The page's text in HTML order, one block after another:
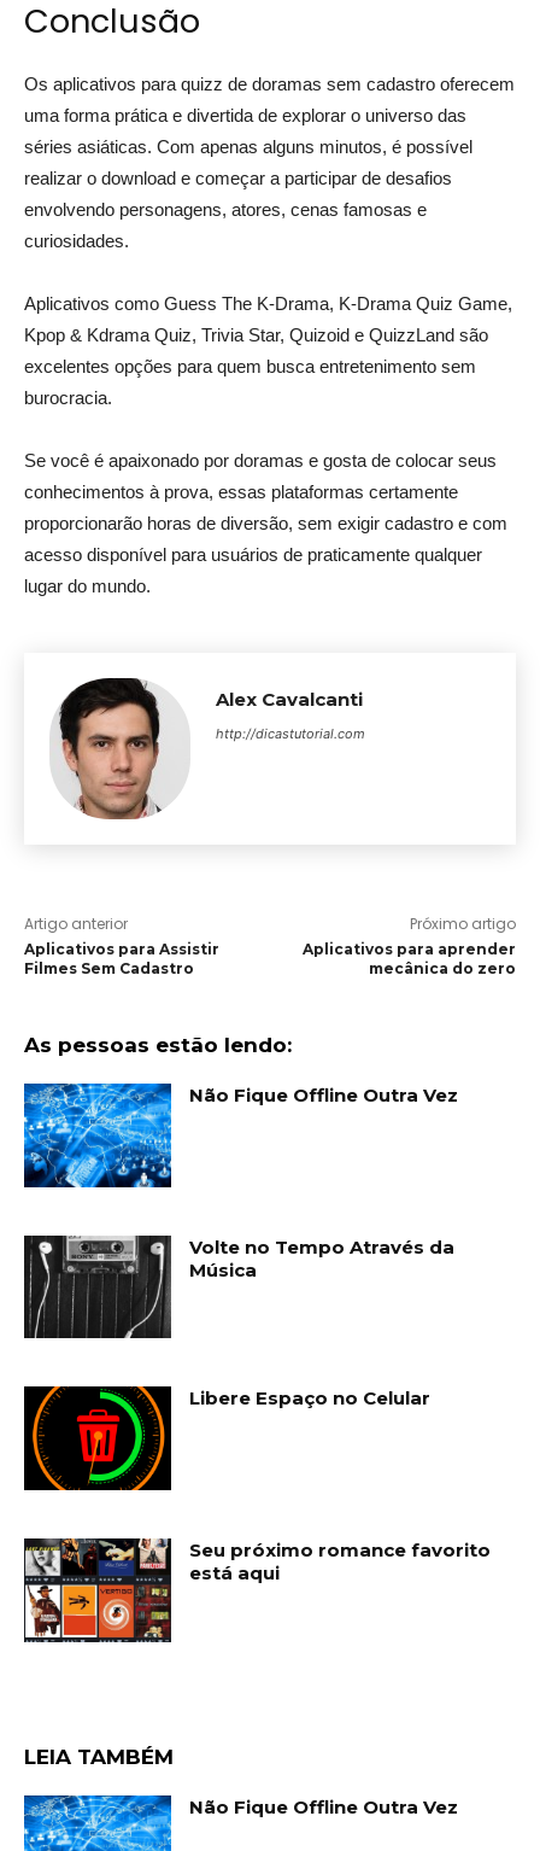
Conclusão
Os aplicativos para quizz de doramas sem cadastro oferecem
uma forma prática e divertida de explorar o universo das
séries asiáticas. Com apenas alguns minutos, é possível
realizar o download e começar a participar de desafios
envolvendo personagens, atores, cenas famosas e
curiosidades.
Aplicativos como Guess The K-Drama, K-Drama Quiz Game,
Kpop & Kdrama Quiz, Trivia Star, Quizoid e QuizzLand são
excelentes opções para quem busca entretenimento sem
burocracia.
Se você é apaixonado por doramas e gosta de colocar seus
conhecimentos à prova, essas plataformas certamente
proporcionarão horas de diversão, sem exigir cadastro e com
acesso disponível para usuários de praticamente qualquer
lugar do mundo.
Alex Cavalcanti
http://dicastutorial.com
Artigo anterior
Aplicativos para Assistir
Filmes Sem Cadastro
Próximo artigo
Aplicativos para aprender
mecânica do zero
As pessoas estão lendo:
Não Fique Offline Outra Vez
Volte no Tempo Através da
Música
Libere Espaço no Celular
Seu próximo romance favorito
está aqui
LEIA TAMBÉM
Não Fique Offline Outra Vez